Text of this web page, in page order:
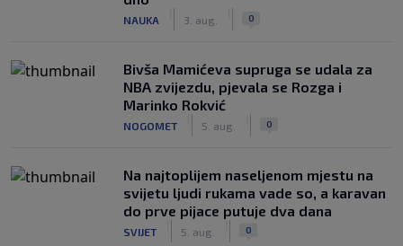
NAUKA 3. aug. 0
Bivša Mamićeva supruga se udala za
NBA zvijezdu, pjevala se Rozga i
Marinko Rokvić
NOGOMET 5. aug. 0
Na najtoplijem naseljenom mjestu na
svijetu ljudi rukama vade so, a karavan
do prve pijace putuje dva dana
SVIJET 5. aug. 0